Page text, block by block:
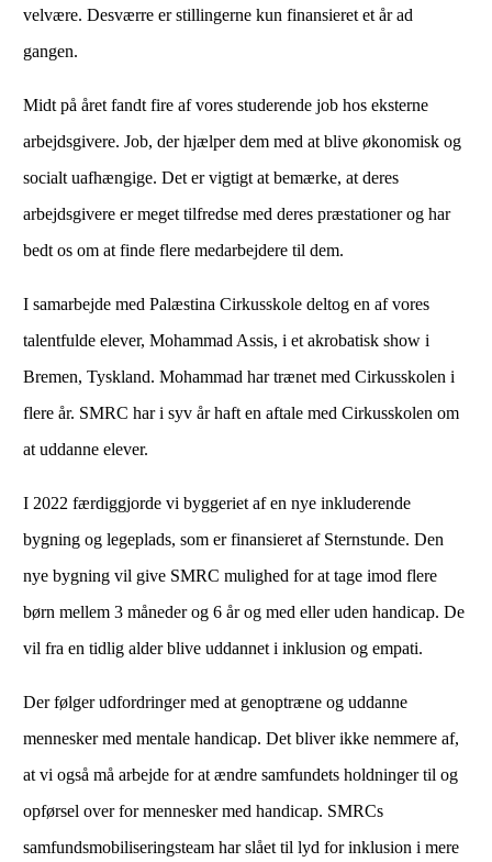
velvære. Desværre er stillingerne kun finansieret et år ad
gangen.
Midt på året fandt fire af vores studerende job hos eksterne
arbejdsgivere. Job, der hjælper dem med at blive økonomisk og
socialt uafhængige. Det er vigtigt at bemærke, at deres
arbejdsgivere er meget tilfredse med deres præstationer og har
bedt os om at finde flere medarbejdere til dem.
I samarbejde med Palæstina Cirkusskole deltog en af ​​vores
talentfulde elever, Mohammad Assis, i et akrobatisk show i
Bremen, Tyskland. Mohammad har trænet med Cirkusskolen i
flere år. SMRC har i syv år haft en aftale med Cirkusskolen om
at uddanne elever.
I 2022 færdiggjorde vi byggeriet af en nye inkluderende
bygning og legeplads, som er finansieret af Sternstunde. Den
nye bygning vil give SMRC mulighed for at tage imod flere
børn mellem 3 måneder og 6 år og med eller uden handicap. De
vil fra en tidlig alder blive uddannet i inklusion og empati.
Der følger udfordringer med at genoptræne og uddanne
mennesker med mentale handicap. Det bliver ikke nemmere af,
at vi også må arbejde for at ændre samfundets holdninger til og
opførsel over for mennesker med handicap. SMRCs
samfundsmobiliseringsteam har slået til lyd for inklusion i mere